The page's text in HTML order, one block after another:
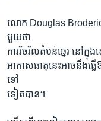
លោក Douglas
មួយថា
ការរិចរិលតំបន់ឆ្នេរ នៅក្នុ
អាកាសធាតុនេះអាចនឹងធ្វ
ទៅ
ទៀតបាន។